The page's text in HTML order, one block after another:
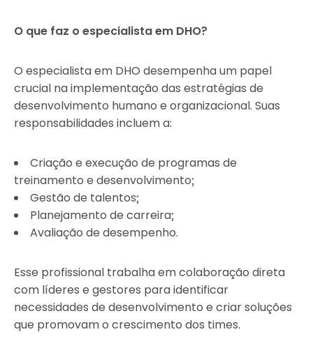
O que faz o especialista em DHO?
O especialista em DHO desempenha um papel
crucial na implementação das estratégias de
desenvolvimento humano e organizacional. Suas
responsabilidades incluem a:
Criação e execução de programas de
treinamento e desenvolvimento;
Gestão de talentos;
Planejamento de carreira;
Avaliação de desempenho.
Esse profissional trabalha em colaboração direta
com líderes e gestores para identificar
necessidades de desenvolvimento e criar soluções
que promovam o crescimento dos times.